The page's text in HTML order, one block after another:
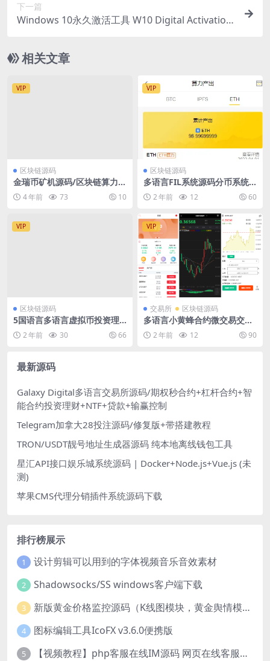
下一篇
Windows 10永久激活工具 W10 Digital Activation
相关文章
VIP
区块链源码
金瑞币矿机源码/区块链算力矿
机系统/云矿机挖矿/区块链源
码 4 年前 73 10
VIP
区块链源码
多语言FIL系统源码分币系统
云算力系统-编译后
2 年前 12 60
VIP
区块链源码
5国语言多语言虚拟币投资理
财 2 年前 30 66
VIP
交易所 区块链源码
多语言小黄蜂合约微交易交易
所系统源码下载
2 年前 12 90
最新源码
Galaxy Digital多语言交易所源码/期权秒合约+杠杆合约+智
能合约投资理财+NTF+贷款+输赢控制
Telegram加拿大28投注源码/修复版+带搭建教程
TRON/USDT靓号地址生成器源码 纯本地离线钱包工具
星汇API接口娱乐城系统源码 | Docker+Node.js+Vue.js (未
测)
苹果CMS代理分销插件系统源码下载
排行榜展示
1 设计剪辑可以用到的字体视频音乐音效素材
2 Shadowsocks/SS windows客户端下载
3 新版黄金价格监控源码（K线图模块，黄金舆情模块，AI智能客服源码）
4 图标编辑工具IcoFX v3.6.0便携版
5 【视频教程】php客服在线IM源码 网页在线客服软件代码